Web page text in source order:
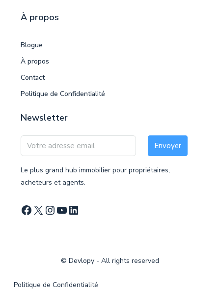
À propos
Blogue
À propos
Contact
Politique de Confidentialité
Newsletter
Envoyer
Le plus grand hub immobilier pour propriétaires,
acheteurs et agents.
© Devlopy - All rights reserved
Politique de Confidentialité